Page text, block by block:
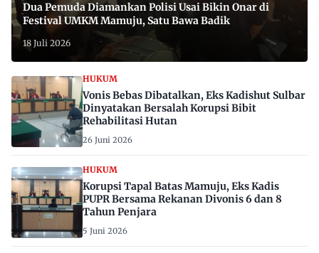
Dua Pemuda Diamankan Polisi Usai Bikin Onar di
Festival UMKM Mamuju, Satu Bawa Badik
18 Juli 2026
HUKUM
Vonis Bebas Dibatalkan, Eks Kadishut Sulbar
Dinyatakan Bersalah Korupsi Bibit
Rehabilitasi Hutan
26 Juni 2026
HUKUM
Korupsi Tapal Batas Mamuju, Eks Kadis
PUPR Bersama Rekanan Divonis 6 dan 8
Tahun Penjara
5 Juni 2026